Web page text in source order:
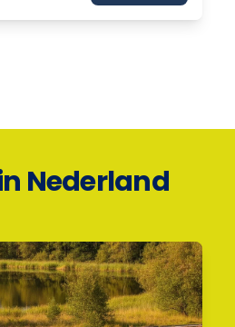
Nederland